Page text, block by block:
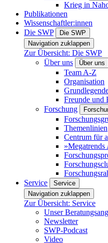
Krieg in
Publikationen
Wissenschaftler:innen
Die SWP
Die SWP
Navigation zuklappen
Zur Übersicht: Die SWP
Über uns
Über uns
Team A-Z
Organisation
Freunde und
Forschung
Themenlinien
Centrum für
Service
Service
Navigation zuklappen
Zur Übersicht: Service
Unser
Newsletter
SWP-Podcast
Video